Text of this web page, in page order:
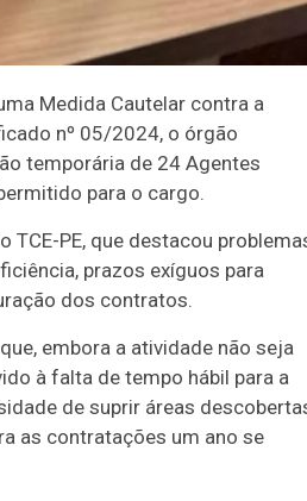
Medida Cautelar contra a
nº 05/2024, o órgão
temporária de 24 Agentes
para o cargo.
PE, que destacou
prazos exíguos para
dos contratos.
embora a atividade não seja
à falta de tempo hábil para a
de suprir áreas
as contratações um ano se